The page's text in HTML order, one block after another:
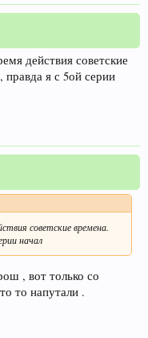
действия советские
я с 5ой серии
советские времена.
начал
, вот только со
то напутали .